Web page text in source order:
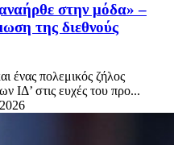
στην μόδα» –
της διεθνούς
ένας πολεμικός ζήλος
ΙΔ’ στις ευχές του προ...